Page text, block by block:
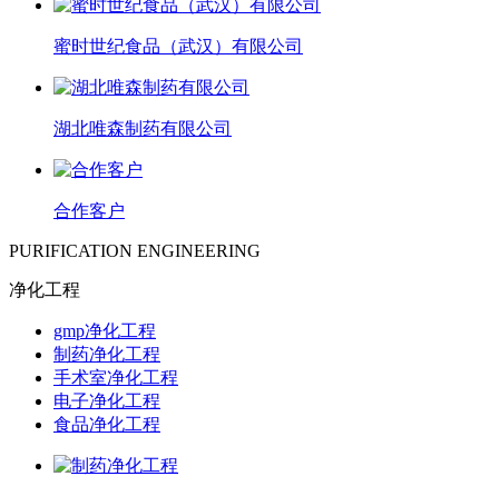
蜜时世纪食品（武汉）有限公司
湖北唯森制药有限公司
合作客户
PURIFICATION ENGINEERING
净化工程
gmp净化工程
制药净化工程
手术室净化工程
电子净化工程
食品净化工程